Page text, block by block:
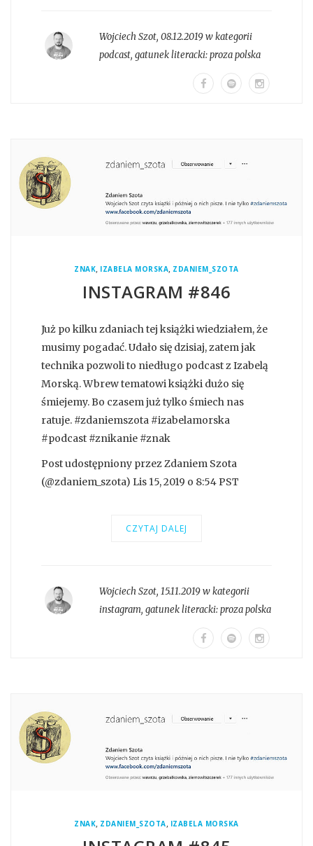
Wojciech Szot, 08.12.2019 w kategorii
podcast, gatunek literacki:proza polska
ZNAK, IZABELA MORSKA, ZDANIEM_SZOTA
INSTAGRAM #846
Już po kilku zdaniach tej książki wiedziałem, że
musimy pogadać. Udało się dzisiaj, zatem jak
technika pozwoli to niedługo podcast z Izabelą
Morską. Wbrew tematowi książki dużo się
śmiejemy. Bo czasem już tylko śmiech nas
ratuje. #zdaniemszota #izabelamorska
#podcast #znikanie #znak
Post udostępniony przez Zdaniem Szota
(@zdaniem_szota) Lis 15, 2019 o 8:54 PST
CZYTAJ DALEJ
Wojciech Szot, 15.11.2019 w kategorii
instagram, gatunek literacki:proza polska
ZNAK, ZDANIEM_SZOTA, IZABELA MORSKA